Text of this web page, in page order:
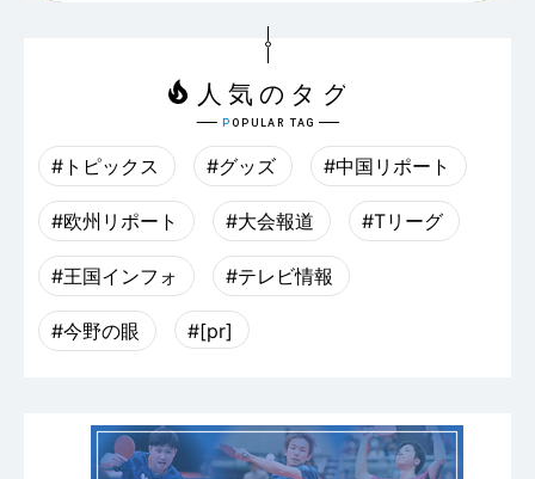
#トピックス #グッズ #中国リポート
#欧州リポート #大会報道 #Tリーグ
#王国インフォ #テレビ情報
#今野の眼 #[pr]